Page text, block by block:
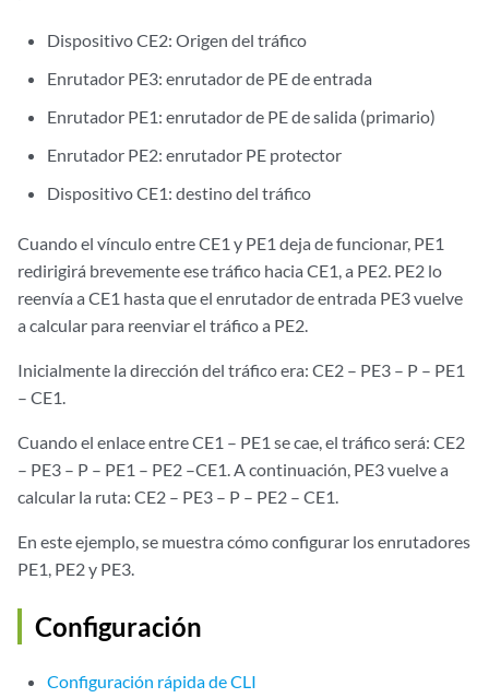
Dispositivo CE2: Origen del tráfico
Enrutador PE3: enrutador de PE de entrada
Enrutador PE1: enrutador de PE de salida (primario)
Enrutador PE2: enrutador PE protector
Dispositivo CE1: destino del tráfico
Cuando el vínculo entre CE1 y PE1 deja de funcionar, PE1
redirigirá brevemente ese tráfico hacia CE1, a PE2. PE2 lo
reenvía a CE1 hasta que el enrutador de entrada PE3 vuelve
a calcular para reenviar el tráfico a PE2.
Inicialmente la dirección del tráfico era: CE2 – PE3 – P – PE1
– CE1.
Cuando el enlace entre CE1 – PE1 se cae, el tráfico será: CE2
– PE3 – P – PE1 – PE2 –CE1. A continuación, PE3 vuelve a
calcular la ruta: CE2 – PE3 – P – PE2 – CE1.
En este ejemplo, se muestra cómo configurar los enrutadores
PE1, PE2 y PE3.
Configuración
Configuración rápida de CLI